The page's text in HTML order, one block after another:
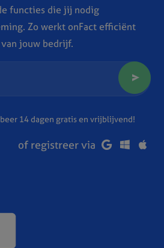
functies die jij nodig
Zo werkt onFact efficiënt
jouw bedrijf.
14 dagen gratis en vrijblijvend!
of registreer via